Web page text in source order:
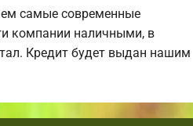
самые современные
компании наличными, в
Кредит будет выдан нашим